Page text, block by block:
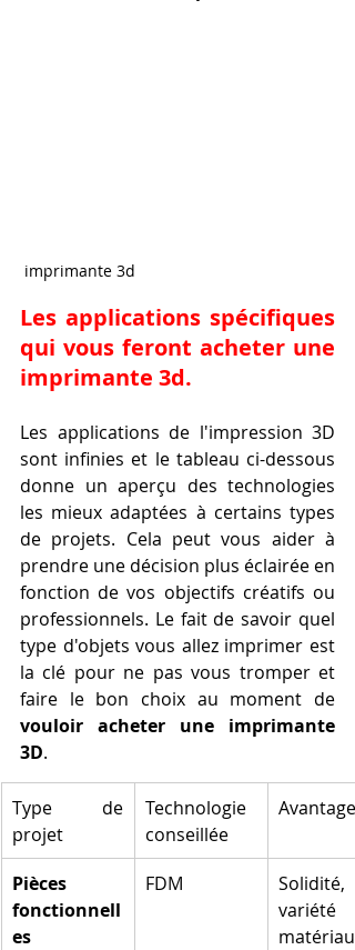
imprimante 3d
Les applications spécifiques
qui vous feront acheter une
imprimante 3d.
Les applications de l'impression 3D
sont infinies et le tableau ci-dessous
donne un aperçu des technologies
les mieux adaptées à certains types
de projets. Cela peut vous aider à
prendre une décision plus éclairée en
fonction de vos objectifs créatifs ou
professionnels. Le fait de savoir quel
type d'objets vous allez imprimer est
la clé pour ne pas vous tromper et
vouloir acheter une imprimante
3D.
Type de
projet
Technologie
conseillée
Avantages
Pièces
fonctionnell
es
FDM
Solidité,
variété
matériaux